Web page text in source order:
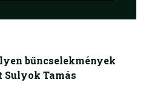
bűncselekmények
Tamás